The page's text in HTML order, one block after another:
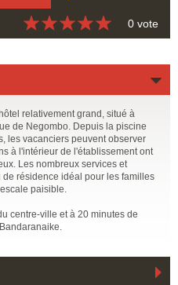
0 vote
relativement grand, situé à
de Negombo. Depuis la piscine
les vacanciers peuvent observer
à l'intérieur de l'établissement ont
Les nombreux services et
résidence idéal pour les familles
paisible.
centre-ville et à 20 minutes de